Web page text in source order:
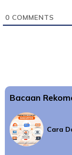
0 COMMENTS
Bacaan
Cara